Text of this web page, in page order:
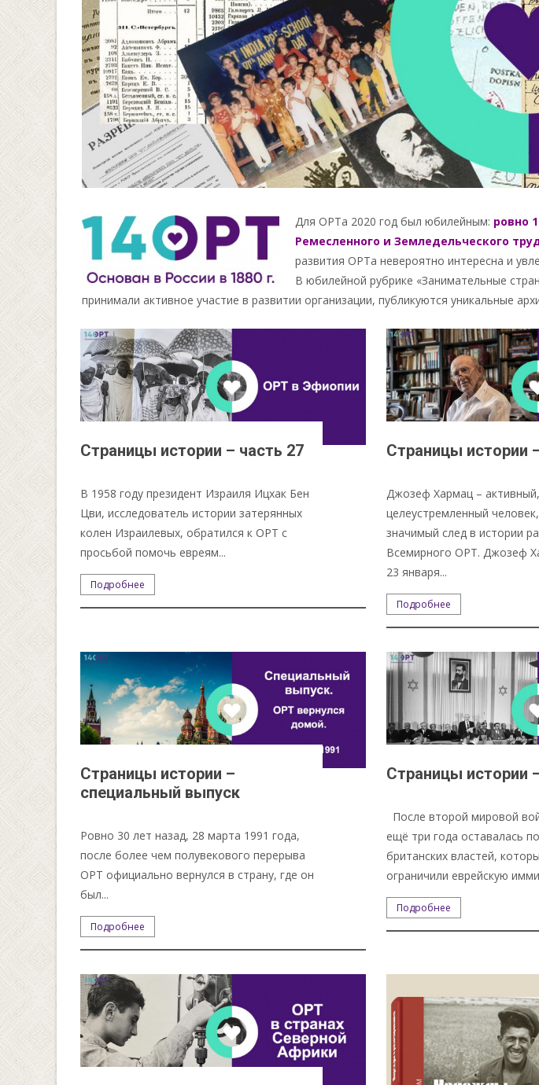
Для ОРТа 2020 год был юбилейным: ровно
Ремесленного и Земледельческого
развития ОРТа невероятно интересна и
В юбилейной рубрике «Занимательные
принимали активное участие в развитии организации, публикуются уникальные
Страницы истории – часть 27
В 1958 году президент Израиля Ицхак Бен
Цви, исследователь истории затерянных
колен Израилевых, обратился к ОРТ с
просьбой помочь евреям...
Подробнее
Страницы истории
Джозеф Хармац –
целеустремленный
значимый след в истории
Всемирного ОРТ. Джозеф
23 января...
Подробнее
Страницы истории –
специальный выпуск
Ровно 30 лет назад, 28 марта 1991 года,
после более чем полувекового перерыва
ОРТ официально вернулся в страну, где он
был...
Подробнее
Страницы истории
После второй мировой
ещё три года оставалась
британских властей,
ограничили еврейскую
Подробнее